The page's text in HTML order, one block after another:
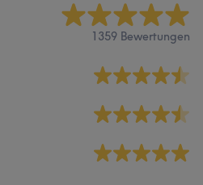
1359 Bewertungen